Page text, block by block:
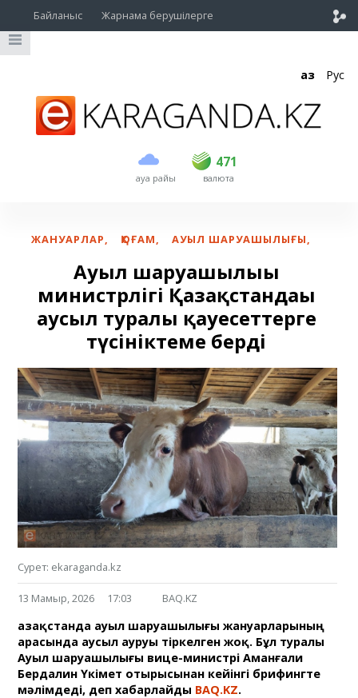
Байланыс Жарнама берушілерге
Қаз Рус
ауа райы
471
USD 469.5
EUR валюта
ЖАНУАРЛАР, ҚОҒАМ, АУЫЛ ШАРУАШЫЛЫҒЫ,
Ауыл шаруашылығы
министрлігі Қазақстандағы
аусыл туралы қауесеттерге
түсініктеме берді
Сурет: ekaraganda.kz
13 Мамыр, 2026 17:03 BAQ.KZ
Қазақстанда ауыл шаруашылығы жануарларының
арасында аусыл ауруы тіркелген жоқ. Бұл туралы
Ауыл шаруашылығы вице-министрі Аманғали
Бердалин Үкімет отырысынан кейінгі брифингте
мәлімдеді, деп хабарлайды BAQ.KZ.